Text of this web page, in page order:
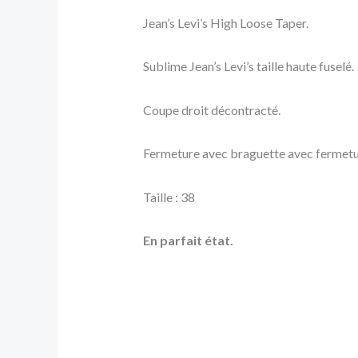
Jean’s Levi’s High Loose Taper.
Sublime Jean’s Levi’s taille haute fuselé.
Coupe droit décontracté.
Fermeture avec braguette avec
Taille : 38
En parfait état.